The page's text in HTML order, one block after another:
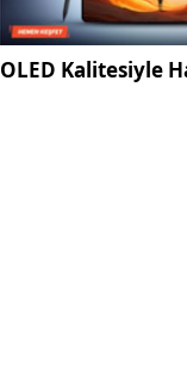
OLED Kalitesiyle